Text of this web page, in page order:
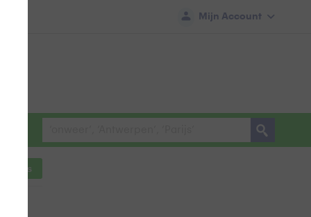
Mijn Account